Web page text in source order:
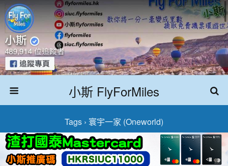
小斯 FlyForMiles
Tags › 寰宇一家 (Oneworld)